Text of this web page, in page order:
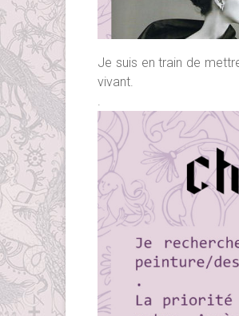
Je suis en train de
vivant.
.